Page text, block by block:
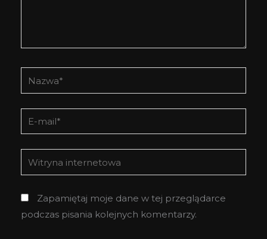
Nazwa*
E-
mail*
Witryna
internetowa
Zapamiętaj moje dane w tej przeglądarce
podczas pisania kolejnych komentarzy.